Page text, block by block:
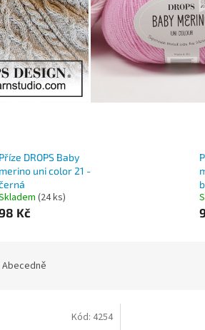
Příze DROPS Baby
merino uni color 21 -
(24 ks)
Kč
Abecedně
Kód: 4254